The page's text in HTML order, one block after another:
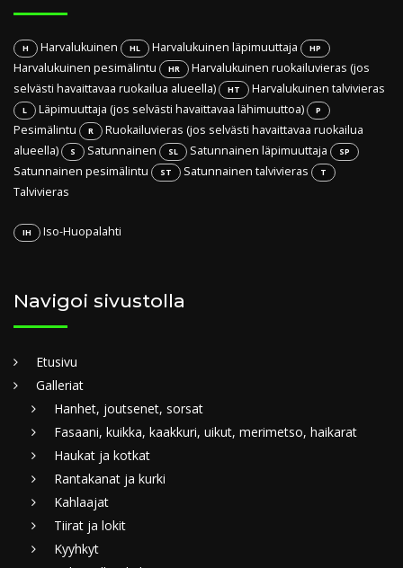
H Harvalukuinen HL Harvalukuinen läpimuuttaja HP
Harvalukuinen pesimälintu HR
Harvalukuinen ruokailuvieras (jos
selvästi havaittavaa ruokailua alueella)
HT Harvalukuinen talvivieras
L Läpimuuttaja (jos selvästi havaittavaa lähimuuttoa) P
Pesimälintu R
Ruokailuvieras (jos selvästi havaittavaa ruokailua
alueella)
S Satunnainen SL Satunnainen läpimuuttaja SP
Satunnainen pesimälintu ST Satunnainen talvivieras T
Talvivieras
IH Iso-Huopalahti
Navigoi sivustolla
Etusivu
Galleriat
Hanhet, joutsenet, sorsat
Fasaani, kuikka, kaakkuri, uikut, merimetso, haikarat
Haukat ja kotkat
Rantakanat ja kurki
Kahlaajat
Tiirat ja lokit
Kyyhkyt